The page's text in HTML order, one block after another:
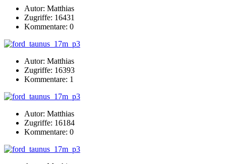
Autor: Matthias
Zugriffe: 16431
Kommentare: 0
Autor: Matthias
Zugriffe: 16393
Kommentare: 1
Autor: Matthias
Zugriffe: 16184
Kommentare: 0